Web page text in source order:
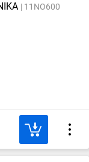
11NO600